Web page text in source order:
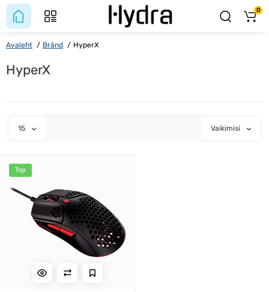
0
Avaleht Bränd HyperX
HyperX
15 Vaikimisi
Top